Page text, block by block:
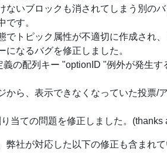
ないブロックも消されてしまう別の
です。
でトピック属性が不適切に作成され
なるバグを修正しました。
の配列キー "optionID "例外が発生す
ら、表示できなくなっていた投票/
当ての問題を修正しました。(thanks
弊社が対応した以下の修正も含まれ